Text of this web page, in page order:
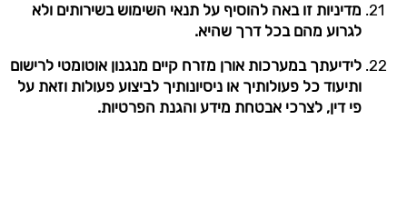
מדיניות זו באה להוסיף על תנאי השימוש בשירותים ולא
לגרוע מהם בכל דרך שהיא.
לידיעתך במערכות אורן מזרח קיים מנגנון אוטומטי לרישום
ותיעוד כל פעולותיך או ניסיונותיך לביצוע פעולות וזאת על
פי דין, לצרכי אבטחת מידע והגנת הפרטיות.